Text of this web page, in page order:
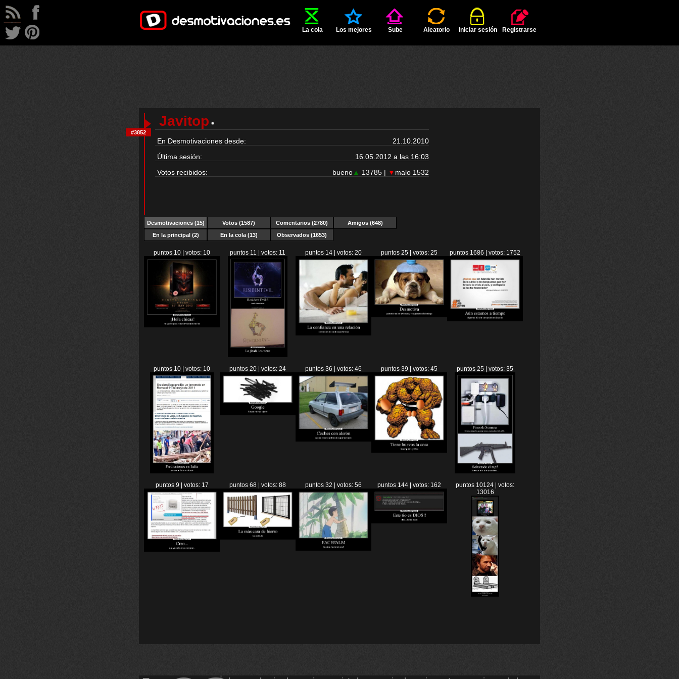
La cola Los mejores Sube Aleatorio Iniciar sesión Registrarse
#3852
Javitop
En Desmotivaciones desde:
21.10.2010
Última sesión:
16.05.2012 a las 16:03
Votos recibidos:
bueno▲ 13785 | ▼ malo 1532
Desmotivaciones(15) Votos (1587) Comentarios (2780)
Amigos (648)
En la principal (2)
En la cola (13) Observados (1653)
puntos 10 | votos: 10 puntos 11 | votos: 11 puntos 14 | votos: 20 puntos 25 | votos: 25 puntos 1686 | votos: 1752
puntos 10 | votos: 10 puntos 20 | votos: 24 puntos 36 | votos: 46 puntos 39 | votos: 45 puntos 25 | votos: 35
puntos 9 | votos: 17 puntos 68 | votos: 88 puntos 32 | votos: 56 puntos 144 | votos: 162
puntos 10124 | votos:
13016